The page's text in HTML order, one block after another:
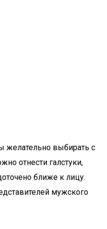
желательно выбирать с
отнести галстуки,
ближе к лицу.
мужского